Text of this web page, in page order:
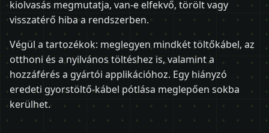
kiolvasás megmutatja, van-e elfekvő, törölt vagy
visszatérő hiba a rendszerben.
Végül a tartozékok: meglegyen mindkét töltőkábel, az
otthoni és a nyilvános töltéshez is, valamint a
hozzáférés a gyártói applikációhoz. Egy hiányzó
eredeti gyorstöltő-kábel pótlása meglepően sokba
kerülhet.